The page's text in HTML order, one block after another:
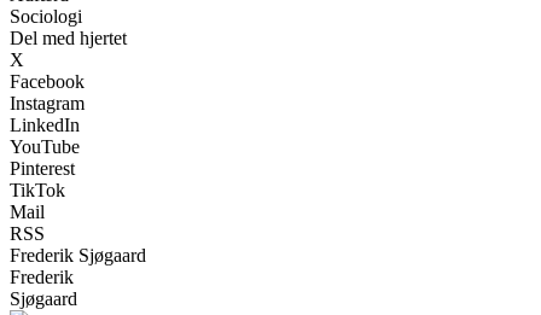
Sociologi
Del med hjertet
X
Facebook
Instagram
LinkedIn
YouTube
Pinterest
TikTok
Mail
RSS
Frederik Sjøgaard
Frederik
Sjøgaard